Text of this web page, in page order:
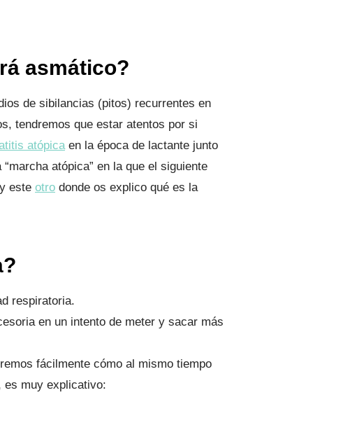
asmático?
de sibilancias (pitos) recurrentes en
tendremos que estar atentos por si
atópicaen la época de lactante junto
atópica” en la que el siguiente
y este otro donde os explico qué es la
respiratoria.
en un intento de meter y sacar más
fácilmente cómo al mismo tiempo
es muy explicativo: